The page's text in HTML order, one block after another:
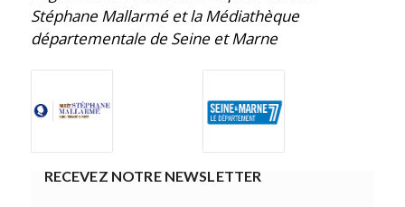
Stéphane Mallarmé et la Médiathèque
départementale de Seine et Marne
RECEVEZ NOTRE NEWSLETTER